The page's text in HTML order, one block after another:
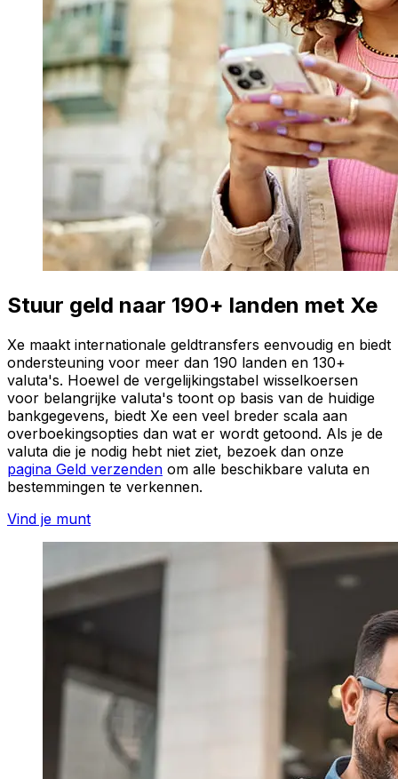
Stuur geld naar 190+ landen met Xe
Xe maakt internationale geldtransfers eenvoudig en biedt
ondersteuning voor meer dan 190 landen en 130+
valuta's. Hoewel de vergelijkingstabel wisselkoersen
voor belangrijke valuta's toont op basis van de huidige
bankgegevens, biedt Xe een veel breder scala aan
overboekingsopties dan wat er wordt getoond. Als je de
valuta die je nodig hebt niet ziet, bezoek dan onze
pagina Geld verzenden om alle beschikbare valuta en
bestemmingen te verkennen.
Vind je munt